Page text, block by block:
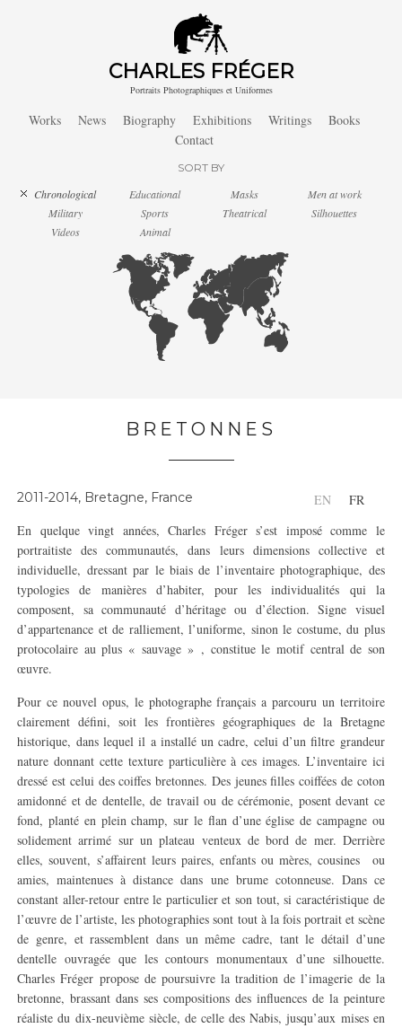
CHARLES FRÉGER
Portraits Photographiques et Uniformes
Works News Biography Exhibitions Writings
Books
Contact
SORT BY
Chronological Educational Masks
Men at work
Military
Sports Theatrical
Silhouettes
Videos
Animal
BRETONNES
EN FR
2011-2014, Bretagne, France
En quelque vingt années, Charles Fréger s’est imposé comme le
portraitiste des communautés, dans leurs dimensions collective et
individuelle, dressant par le biais de l’inventaire photographique, des
typologies de manières d’habiter, pour les individualités qui la
composent, sa communauté d’héritage ou d’élection. Signe visuel
d’appartenance et de ralliement, l’uniforme, sinon le costume, du plus
protocolaire au plus « sauvage » , constitue le motif central de son
œuvre.
Pour ce nouvel opus, le photographe français a parcouru un territoire
clairement défini, soit les frontières géographiques de la Bretagne
historique, dans lequel il a installé un cadre, celui d’un filtre grandeur
nature donnant cette texture particulière à ces images. L’inventaire ici
dressé est celui des coiffes bretonnes. Des jeunes filles coiffées de coton
amidonné et de dentelle, de travail ou de cérémonie, posent devant ce
fond, planté en plein champ, sur le flan d’une église de campagne ou
solidement arrimé sur un plateau venteux de bord de mer. Derrière
elles, souvent, s’affairent leurs paires, enfants ou mères, cousines ou
amies, maintenues à distance dans une brume cotonneuse. Dans ce
constant aller-retour entre le particulier et son tout, si caractéristique de
l’œuvre de l’artiste, les photographies sont tout à la fois portrait et scène
de genre, et rassemblent dans un même cadre, tant le détail d’une
dentelle ouvragée que les contours monumentaux d’une silhouette.
Charles Fréger propose de poursuivre la tradition de l’imagerie de la
bretonne, brassant dans ses compositions des influences de la peinture
réaliste du dix-neuvième siècle, de celle des Nabis, jusqu’aux mises en